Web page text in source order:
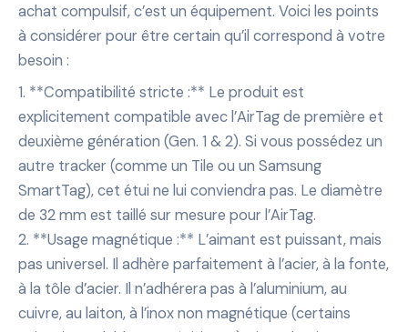
achat compulsif, c’est un équipement. Voici les points
à considérer pour être certain qu’il correspond à votre
besoin :
1. **Compatibilité stricte :** Le produit est
explicitement compatible avec l’AirTag de première et
deuxième génération (Gen. 1 & 2). Si vous possédez un
autre tracker (comme un Tile ou un Samsung
SmartTag), cet étui ne lui conviendra pas. Le diamètre
de 32 mm est taillé sur mesure pour l’AirTag.
2. **Usage magnétique :** L’aimant est puissant, mais
pas universel. Il adhère parfaitement à l’acier, à la fonte,
à la tôle d’acier. Il n’adhérera pas à l’aluminium, au
cuivre, au laiton, à l’inox non magnétique (certains